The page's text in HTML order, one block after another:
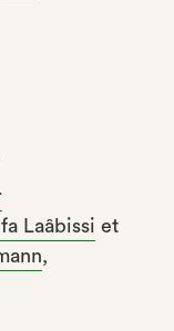
Laâbissi et
,